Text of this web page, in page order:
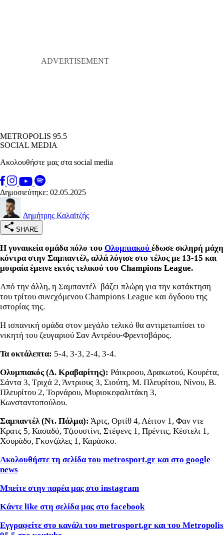
METROPOLIS 95.5
SOCIAL MEDIA
Ακολουθήστε μας στα social media
Δημοσιεύτηκε: 02.05.2025
Δημήτρης Καλαϊτζής
SHARE
Η γυναικεία ομάδα πόλο του Ολυμπιακού έδωσε σκληρή μάχη
κόντρα στην Σαμπαντέλ, αλλά λύγισε στο τέλος με 13-15 και
μοιραία έμεινε εκτός τελικού του Champions League.
Από την άλλη, η Σαμπαντέλ βάζει πλώρη για την κατάκτηση
του τρίτου συνεχόμενου Champions League και όγδοου της
ιστορίας της.
Η ισπανική ομάδα στον μεγάλο τελικό θα αντιμετωπίσει το
νικητή του ζευγαριού Σαν Αντρέου-Φρεντσβάρος.
Τα οκτάλεπτα: 5-4, 3-3, 2-4, 3-4.
Ολυμπιακός (Δ. Κραβαρίτης): Ράικροου, Δρακωτού, Κουρέτα,
Σάντα 3, Τριχά 2, Άντριους 3, Σιούτη, Μ. Πλευρίτου, Νίνου, Β.
Πλευρίτου 2, Τορνάρου, Μυριοκεφαλιτάκη 3,
Κωνσταντοπούλου.
Σαμπαντέλ (Ντ. Πάλμα): Άρτς, Ορτίθ 4, Λέιτον 1, Φαν ντε
Κρατς 5, Κασαδό, Τζιουστίνι, Στέφενς 1, Πρέντις, Κέστελι 1,
Χουράδο, Γκονζάλες 1, Καράσκο.
Ακολουθήστε τη σελίδα του metrosport.gr και στο google
news
Μπείτε στην παρέα μας στο instagram
Κάντε like στη σελίδα μας στο facebook
Εγγραφείτε στο κανάλι του metrosport.gr και του Metropolis